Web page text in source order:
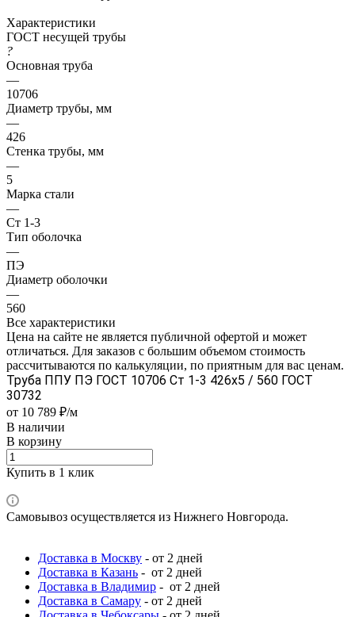
Характеристики
ГОСТ несущей трубы
?
Основная труба
—
10706
Диаметр трубы, мм
—
426
Стенка трубы, мм
—
5
Марка стали
—
Ст 1-3
Тип оболочка
—
ПЭ
Диаметр оболочки
—
560
Все характеристики
Цена на сайте не является публичной офертой и может
отличаться. Для заказов с большим объемом стоимость
рассчитываются по калькуляции, по приятным для вас ценам.
Труба ППУ ПЭ ГОСТ 10706 Ст 1-3 426x5 / 560 ГОСТ
30732
от 10 789 ₽/м
В наличии
В корзину
Купить в 1 клик
Самовывоз осуществляется из Нижнего Новгорода.
Доставка в Москву - от 2 дней
Доставка в Казань - от 2 дней
Доставка в Владимир - от 2 дней
Доставка в Самару - от 2 дней